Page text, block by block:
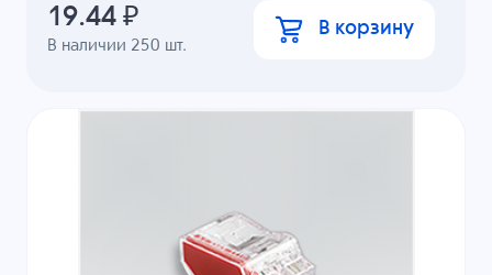
В наличии 250 шт.
19.44 ₽ В корзину